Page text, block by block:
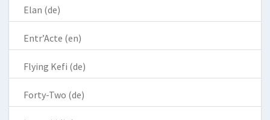
Elan (de)
Entr’Acte (en)
Flying Kefi (de)
Forty-Two (de)